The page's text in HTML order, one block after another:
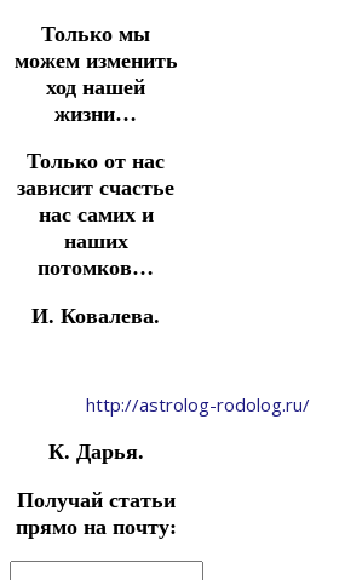
Только мы
можем изменить
ход нашей
жизни…
Только от нас
зависит счастье
нас самих и
наших
потомков…
И. Ковалева.
http://astrolog-rodolog.ru/
К. Дарья.
Получай статьи
прямо на почту: